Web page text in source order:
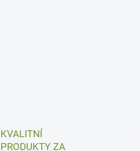
KVALITNÍ
PRODUKTY ZA